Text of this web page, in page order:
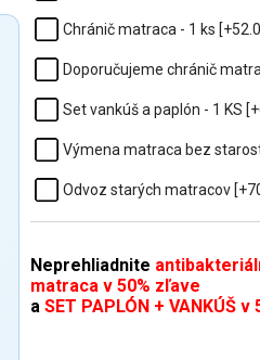
Chránič matraca - 1 ks
Doporučujeme chránič
Set vankúš a paplón - 1 KS
Výmena matraca bez
Odvoz starých matracov
Neprehliadnite
matraca v 50% zľave
a SET PAPLÓN + VANKÚŠ v